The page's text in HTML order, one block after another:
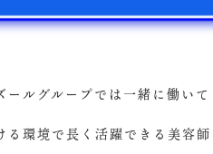
ルグループでは一緒に働い
環境で長く活躍できる美容師